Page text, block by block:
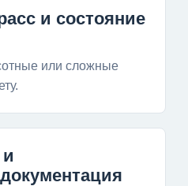
и состояние
или сложные